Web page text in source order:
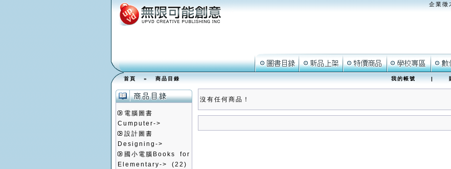
企業徵
首頁»商品目錄 我的帳號|
電腦圖書
Cumputer->
設計圖書
Designing->
國小電腦Books for
Elementary->
(22)
沒有任何商品！